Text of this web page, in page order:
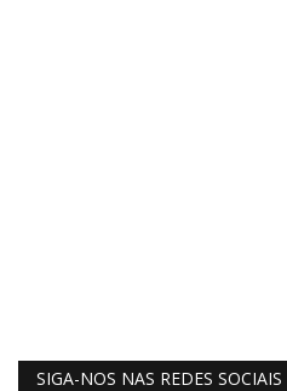
SIGA-NOS NAS REDES SOCIAIS